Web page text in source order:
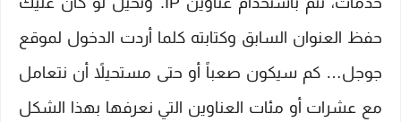
حفظ العنوان السابق وكتابته كلما أردت الدخول لموقع
جوجل… كم سيكون صعباً أو حتى مستحيلاً أن نتعامل
مع عشرات أو مئات العناوين التي نعرفها بهذا الشكل